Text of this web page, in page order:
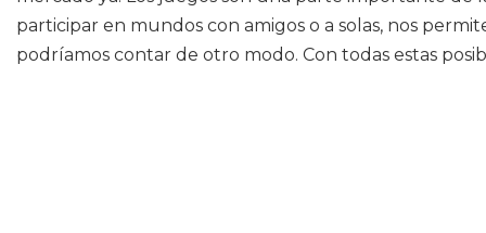
participar en mundos con amigos o a solas, nos
podríamos contar de otro modo. Con todas estas